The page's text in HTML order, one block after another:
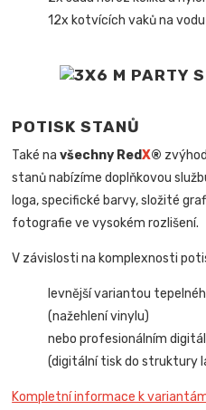
12x kotvících vaků na
POTISK STANŮ
Také navšechny RedX®
stanů nabízíme doplňkovou
loga, specifické barvy, složité
fotografie ve vysokém rozlišení.
V závislosti na komplexnosti
levnější variantou
(nažehlení vinylu)
nebo profesionálním
(digitální tisk do struktury
Kompletní informace k